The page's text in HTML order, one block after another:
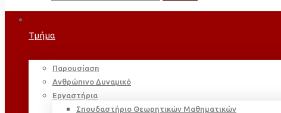
Τμήμα
Παρουσίαση
Ανθρώπινο Δυναμικό
Εργαστήρια
Σπουδαστήριο Θεωρητικών Μαθηματικών